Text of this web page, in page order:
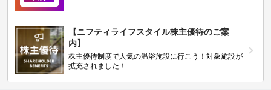
【ニフティライフスタイル株主優待のご案
内】
株主優待制度で人気の温浴施設に行こう！対象施設が
拡充されました！